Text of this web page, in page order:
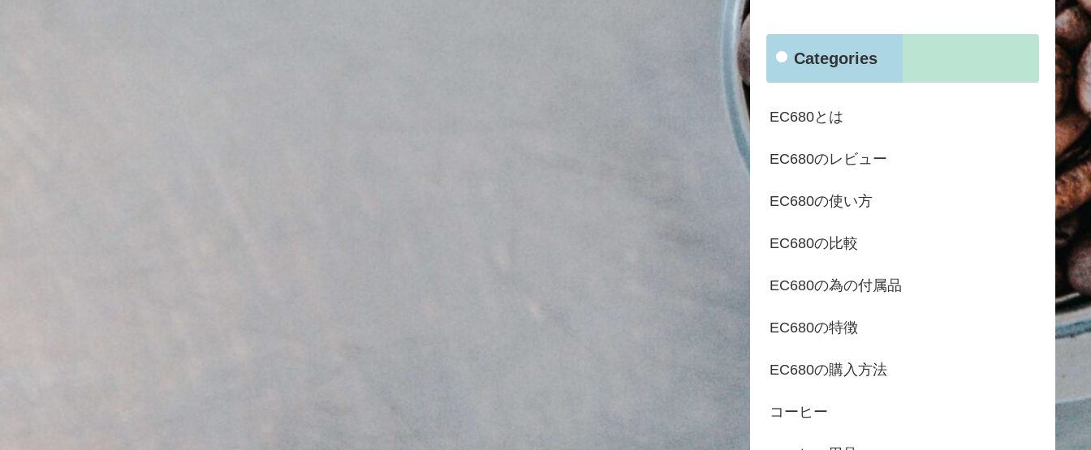
Categories
EC680とは
EC680のレビュー
EC680の使い方
EC680の比較
EC680の為の付属品
EC680の特徴
EC680の購入方法
コーヒー